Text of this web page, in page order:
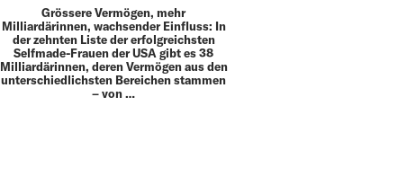
Grössere Vermögen, mehr
Milliardärinnen, wachsender Einfluss: In
der zehnten Liste der erfolgreichsten
Selfmade-Frauen der USA gibt es 38
Milliardärinnen, deren Vermögen aus den
unterschiedlichsten Bereichen stammen
– von …